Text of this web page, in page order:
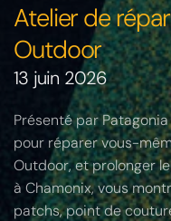
Atelier de
Outdoor
13 juin 2026
Présenté par
pour réparer vous-
Outdoor, et prolonger
à Chamonix, vous
patchs, point de